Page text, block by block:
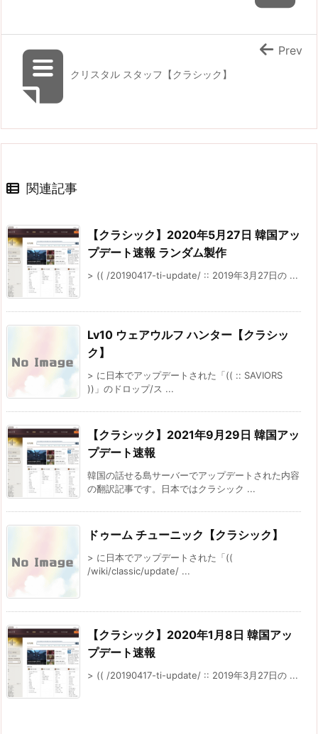
クリスタル スタッフ【クラシック】
Prev
関連記事
【クラシック】2020年5月27日 韓国アッ
プデート速報 ランダム製作
> (( /20190417-ti-update/ :: 2019年3月27日の ...
Lv10 ウェアウルフ ハンター【クラシッ
ク】
> に日本でアップデートされた「(( :: SAVIORS
))」のドロップ/ス ...
【クラシック】2021年9月29日 韓国アッ
プデート速報
韓国の話せる島サーバーでアップデートされた内容
の翻訳記事です。日本ではクラシック ...
ドゥーム チューニック【クラシック】
> に日本でアップデートされた「((
/wiki/classic/update/ ...
【クラシック】2020年1月8日 韓国アッ
プデート速報
> (( /20190417-ti-update/ :: 2019年3月27日の ...